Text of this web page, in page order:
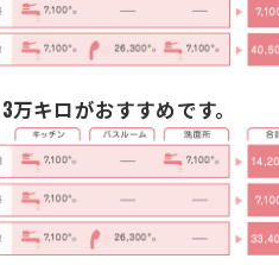
キロがおすすめです。